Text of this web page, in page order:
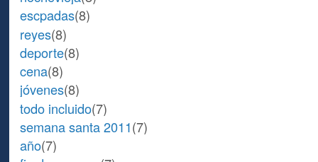
escpadas(8)
reyes(8)
deporte(8)
cena(8)
jóvenes(8)
todo incluido(7)
semana santa 2011(7)
año(7)